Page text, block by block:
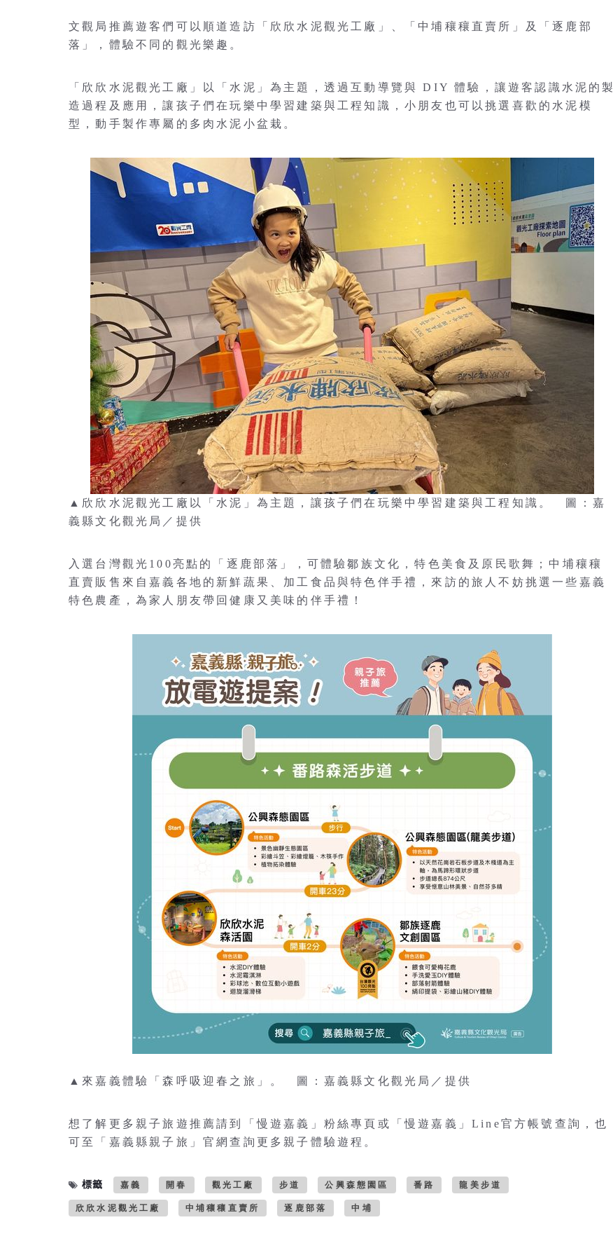
文觀局推薦遊客們可以順道造訪「欣欣水泥觀光工廠」、「中埔穰穰直賣所」及「逐鹿部
落」，體驗不同的觀光樂趣。
「欣欣水泥觀光工廠」以「水泥」為主題，透過互動導覽與 DIY 體驗，讓遊客認識水泥的製
造過程及應用，讓孩子們在玩樂中學習建築與工程知識，小朋友也可以挑選喜歡的水泥模
型，動手製作專屬的多肉水泥小盆栽。
▲欣欣水泥觀光工廠以「水泥」為主題，讓孩子們在玩樂中學習建築與工程知識。 圖：嘉
義縣文化觀光局／提供
入選台灣觀光100亮點的「逐鹿部落」，可體驗鄒族文化，特色美食及原民歌舞；中埔穰穰
直賣販售來自嘉義各地的新鮮蔬果、加工食品與特色伴手禮，來訪的旅人不妨挑選一些嘉義
特色農產，為家人朋友帶回健康又美味的伴手禮！
▲來嘉義體驗「森呼吸迎春之旅」。 圖：嘉義縣文化觀光局／提供
想了解更多親子旅遊推薦請到「慢遊嘉義」粉絲專頁或「慢遊嘉義」Line官方帳號查詢，也
可至「嘉義縣親子旅」官網查詢更多親子體驗遊程。
標籤 嘉義 開春 觀光工廠 步道 公興森態園區 番路 龍美步道
欣欣水泥觀光工廠 中埔穰穰直賣所 逐鹿部落 中埔